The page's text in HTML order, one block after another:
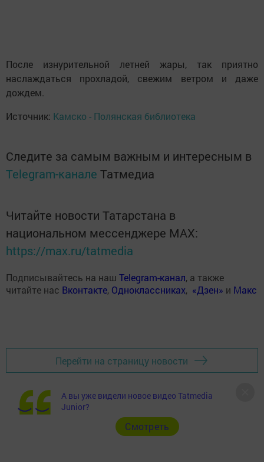
После изнурительной летней жары, так приятно
наслаждаться прохладой, свежим ветром и даже
дождем.
Источник: Камско - Полянская библиотека
Следите за самым важным и интересным в
Telegram-канале Татмедиа
Читайте новости Татарстана в
национальном мессенджере MАХ:
https://max.ru/tatmedia
Подписывайтесь на наш Telegram-канал, а также
читайте нас Вконтакте, Одноклассниках, «Дзен» и Макс
Перейти на страницу новости
А вы уже видели новое видео Tatmedia
Junior?
Cмотреть